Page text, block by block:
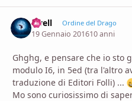
cwell Ordine del Drago
19 Gennaio 201610 anni
Ghghg, e pensare che io sto
modulo I6, in 5ed (tra l'altro
traduzione di Editori Folli) ...
Mo sono curiosissimo di